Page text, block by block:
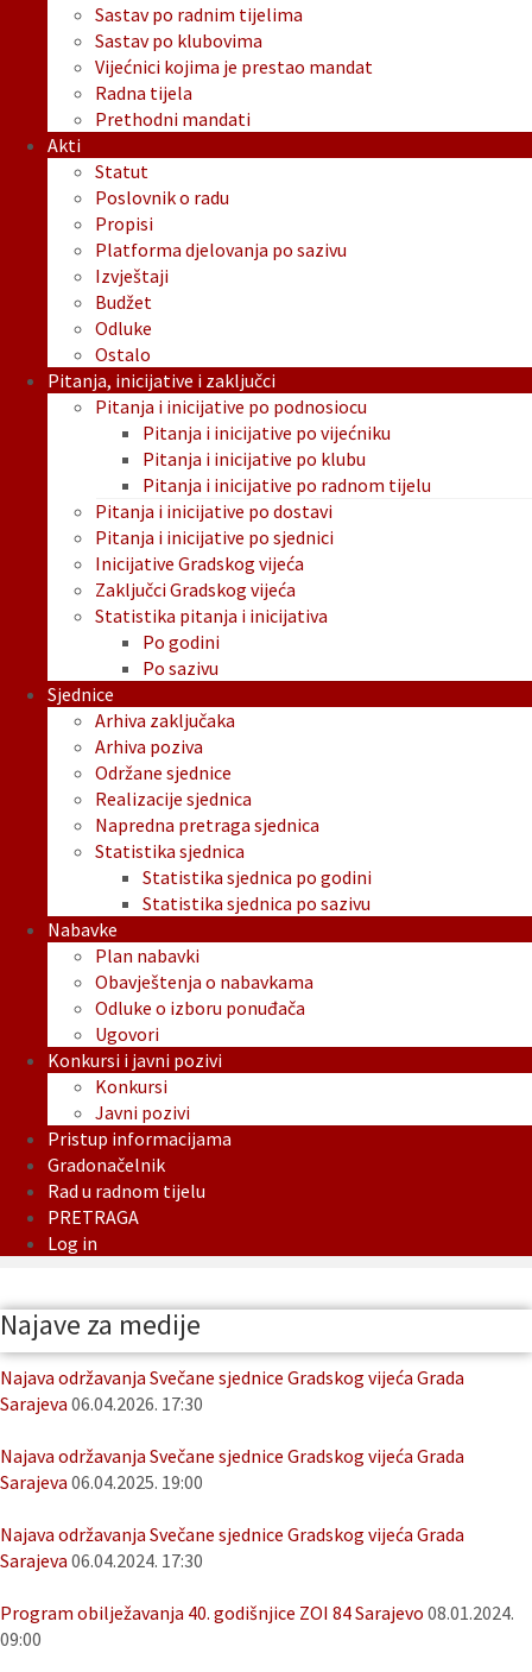
Sastav po radnim tijelima
Sastav po klubovima
Vijećnici kojima je prestao mandat
Radna tijela
Prethodni mandati
Akti
Statut
Poslovnik o radu
Propisi
Platforma djelovanja po sazivu
Izvještaji
Budžet
Odluke
Ostalo
Pitanja, inicijative i zaključci
Pitanja i inicijative po podnosiocu
Pitanja i inicijative po vijećniku
Pitanja i inicijative po klubu
Pitanja i inicijative po radnom tijelu
Pitanja i inicijative po dostavi
Pitanja i inicijative po sjednici
Inicijative Gradskog vijeća
Zaključci Gradskog vijeća
Statistika pitanja i inicijativa
Po godini
Po sazivu
Sjednice
Arhiva zaključaka
Arhiva poziva
Održane sjednice
Realizacije sjednica
Napredna pretraga sjednica
Statistika sjednica
Statistika sjednica po godini
Statistika sjednica po sazivu
Nabavke
Plan nabavki
Obavještenja o nabavkama
Odluke o izboru ponuđača
Ugovori
Konkursi i javni pozivi
Konkursi
Javni pozivi
Pristup informacijama
Gradonačelnik
Rad u radnom tijelu
PRETRAGA
Log in
Najave za medije
Najava održavanja Svečane sjednice Gradskog vijeća Grada
Sarajeva 06.04.2026. 17:30
Najava održavanja Svečane sjednice Gradskog vijeća Grada
Sarajeva 06.04.2025. 19:00
Najava održavanja Svečane sjednice Gradskog vijeća Grada
Sarajeva 06.04.2024. 17:30
Program obilježavanja 40. godišnjice ZOI 84 Sarajevo 08.01.2024.
09:00